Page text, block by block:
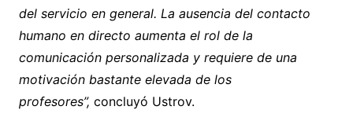
del servicio en general. La ausencia del contacto
humano en directo aumenta el rol de la
comunicación personalizada y requiere de una
motivación bastante elevada de los
profesores”, concluyó Ustrov.